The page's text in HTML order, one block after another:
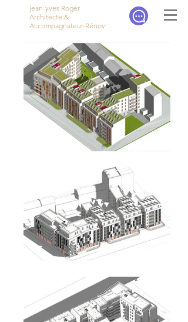
jean-yves Roger
Architecte &
Accompagnateur-Rénov'